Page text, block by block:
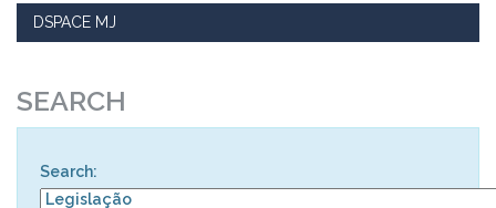
DSPACE MJ
SEARCH
Search: